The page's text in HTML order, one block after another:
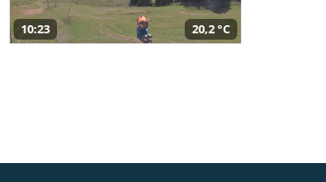
10:23 20,2 °C